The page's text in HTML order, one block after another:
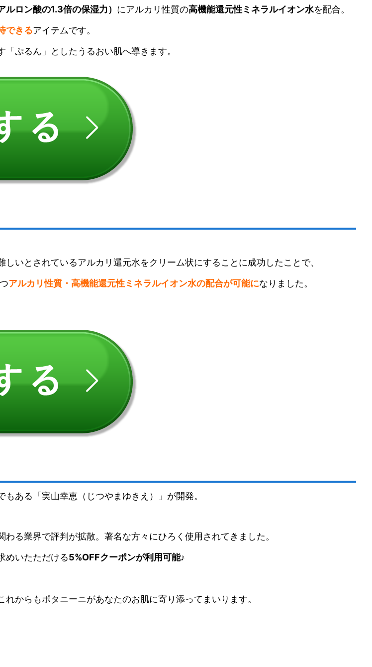
ロン酸の1.3倍の保湿力） にアルカリ性質の高機能還元性ミネラルイオン水を配合。
できるアイテムです。
ぷるん」としたうるおい肌へ導きます。
いとされているアルカリ還元水をクリーム状にすることに成功したことで、
アルカリ性質・高機能還元性ミネラルイオン水の配合が可能になりました。
ある「実山幸恵（じつやまゆきえ）」が開発。
る業界で評判が拡散。著名な方々にひろく使用されてきました。
めいたただける5%OFFクーポンが利用可能♪
からもポタニーニがあなたのお肌に寄り添ってまいります。